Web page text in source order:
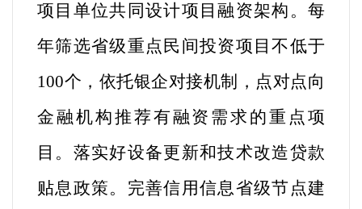
项目单位共同设计项目融资架构。每
年筛选省级重点民间投资项目不低于
100个，依托银企对接机制，点对点向
金融机构推荐有融资需求的重点项
目。落实好设备更新和技术改造贷款
贴息政策。完善信用信息省级节点建